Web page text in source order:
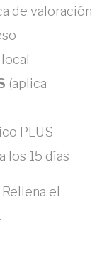
de valoración
(aplica
PLUS
los 15 días
Rellena el